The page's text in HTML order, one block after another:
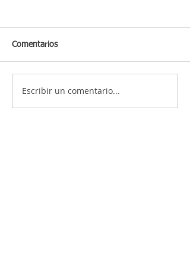
Comentarios
Escribir un comentario...